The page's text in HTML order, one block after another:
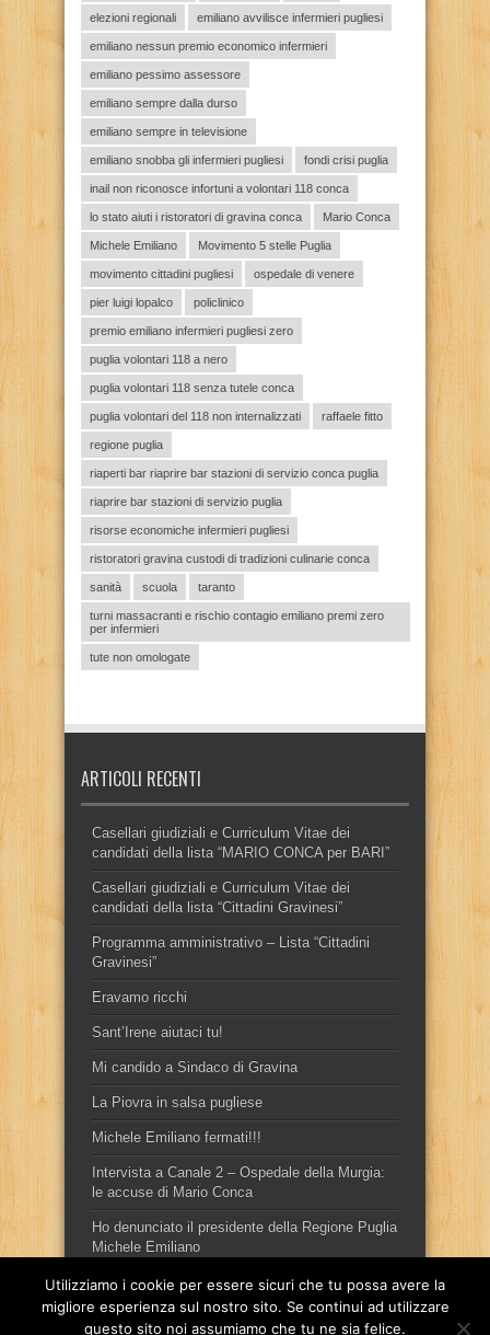
elezioni regionali emiliano avvilisce infermieri pugliesi
emiliano nessun premio economico infermieri
emiliano pessimo assessore
emiliano sempre dalla durso
emiliano sempre in televisione
emiliano snobba gli infermieri pugliesi fondi crisi puglia
inail non riconosce infortuni a volontari 118 conca
lo stato aiuti i ristoratori di gravina conca Mario Conca
Michele Emiliano Movimento 5 stelle Puglia
movimento cittadini pugliesi ospedale di venere
pier luigi lopalco policlinico
premio emiliano infermieri pugliesi zero
puglia volontari 118 a nero
puglia volontari 118 senza tutele conca
puglia volontari del 118 non internalizzati raffaele fitto
regione puglia
riaperti bar riaprire bar stazioni di servizio conca puglia
riaprire bar stazioni di servizio puglia
risorse economiche infermieri pugliesi
ristoratori gravina custodi di tradizioni culinarie conca
sanità scuola taranto
turni massacranti e rischio contagio emiliano premi zero
per infermieri
tute non omologate
ARTICOLI RECENTI
Casellari giudiziali e Curriculum Vitae dei
candidati della lista “MARIO CONCA per BARI”
Casellari giudiziali e Curriculum Vitae dei
candidati della lista “Cittadini Gravinesi”
Programma amministrativo – Lista “Cittadini
Gravinesi”
Eravamo ricchi
Sant’Irene aiutaci tu!
Mi candido a Sindaco di Gravina
La Piovra in salsa pugliese
Michele Emiliano fermati!!!
Intervista a Canale 2 – Ospedale della Murgia:
le accuse di Mario Conca
Ho denunciato il presidente della Regione Puglia
Michele Emiliano
Utilizziamo i cookie per essere sicuri che tu possa avere la
migliore esperienza sul nostro sito. Se continui ad utilizzare
questo sito noi assumiamo che tu ne sia felice.